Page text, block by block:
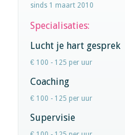
sinds 1 maart 2010
Specialisaties:
Lucht je hart gesprek
€ 100 - 125 per uur
Coaching
€ 100 - 125 per uur
Supervisie